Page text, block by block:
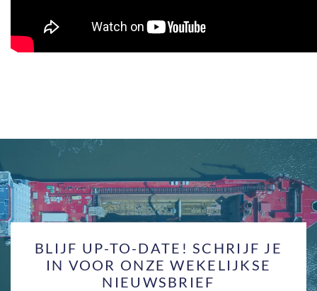
BLIJF UP-TO-DATE! SCHRIJF JE
IN VOOR ONZE WEKELIJKSE
NIEUWSBRIEF